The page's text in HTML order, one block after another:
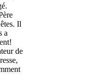
Il
a
de